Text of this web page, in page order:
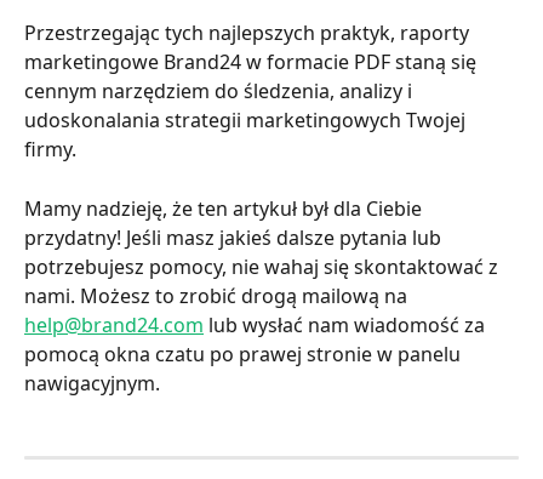
Przestrzegając tych najlepszych praktyk, raporty
marketingowe Brand24 w formacie PDF staną się
cennym narzędziem do śledzenia, analizy i
udoskonalania strategii marketingowych Twojej
firmy.
Mamy nadzieję, że ten artykuł był dla Ciebie
przydatny! Jeśli masz jakieś dalsze pytania lub
potrzebujesz pomocy, nie wahaj się skontaktować z
nami. Możesz to zrobić drogą mailową na
help@brand24.com lub wysłać nam wiadomość za
pomocą okna czatu po prawej stronie w panelu
nawigacyjnym.